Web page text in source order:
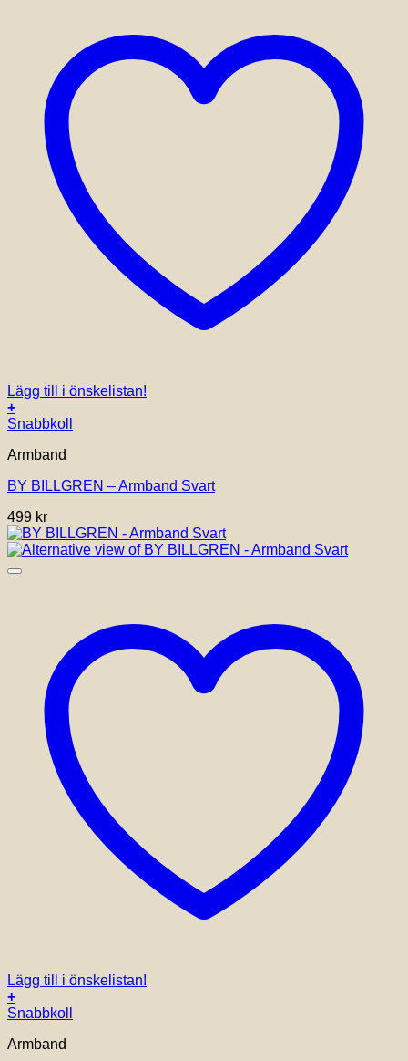
Lägg till i önskelistan!
+
Snabbkoll
Armband
BY BILLGREN – Armband Svart
499 kr
Lägg till i önskelistan!
+
Snabbkoll
Armband